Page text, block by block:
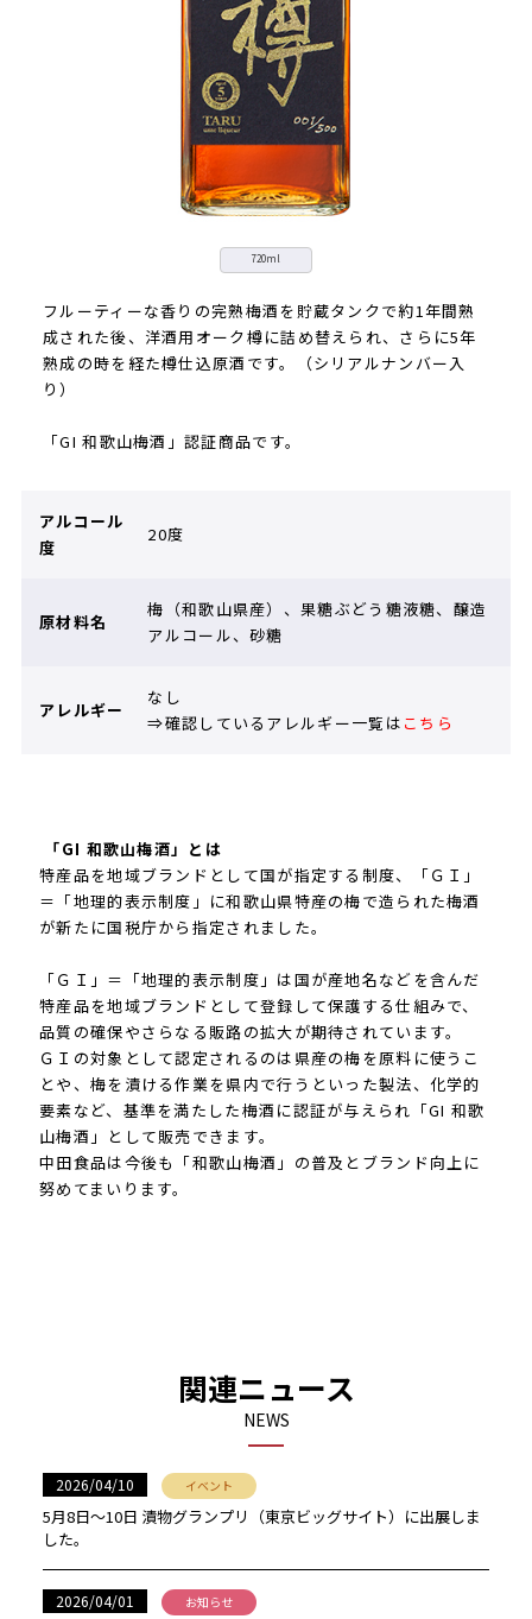
720ml
フルーティーな香りの完熟梅酒を貯蔵タンクで約1年間熟
成された後、洋酒用オーク樽に詰め替えられ、さらに5年
熟成の時を経た樽仕込原酒です。（シリアルナンバー入
り）
「GI 和歌山梅酒」認証商品です。
アルコール
度
20度
原材料名
梅（和歌山県産）、果糖ぶどう糖液糖、醸造
アルコール、砂糖
アレルギー
なし
⇒確認しているアレルギー一覧は こちら
「GI 和歌山梅酒」とは
特産品を地域ブランドとして国が指定する制度、「ＧＩ」
＝「地理的表示制度」に和歌山県特産の梅で造られた梅酒
が新たに国税庁から指定されました。
「ＧＩ」＝「地理的表示制度」は国が産地名などを含んだ
特産品を地域ブランドとして登録して保護する仕組みで、
品質の確保やさらなる販路の拡大が期待されています。
ＧＩの対象として認定されるのは県産の梅を原料に使うこ
とや、梅を漬ける作業を県内で行うといった製法、化学的
要素など、基準を満たした梅酒に認証が与えられ「GI 和歌
山梅酒」として販売できます。
中田食品は今後も「和歌山梅酒」の普及とブランド向上に
努めてまいります。
関連ニュース
NEWS
2026/04/10 イベント
5月8日〜10日 漬物グランプリ（東京ビッグサイト）に出展しま
した。
2026/04/01 お知らせ